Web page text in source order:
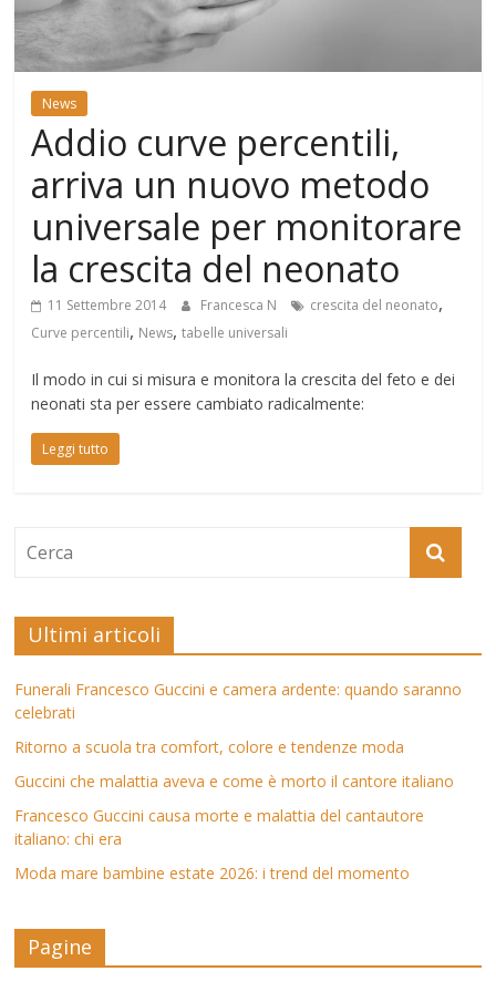
Mondo
News
Addio curve percentili,
arriva un nuovo metodo
universale per monitorare
la crescita del neonato
11 Settembre 2014 Francesca N crescita del neonato,
Curve percentili, News,tabelle universali
Il modo in cui si misura e monitora la crescita del feto e dei
neonati sta per essere cambiato radicalmente:
Leggi tutto
Ultimi articoli
Funerali Francesco Guccini e camera ardente: quando saranno
celebrati
Ritorno a scuola tra comfort, colore e tendenze moda
Guccini che malattia aveva e come è morto il cantore italiano
Francesco Guccini causa morte e malattia del cantautore
italiano: chi era
Moda mare bambine estate 2026: i trend del momento
Pagine